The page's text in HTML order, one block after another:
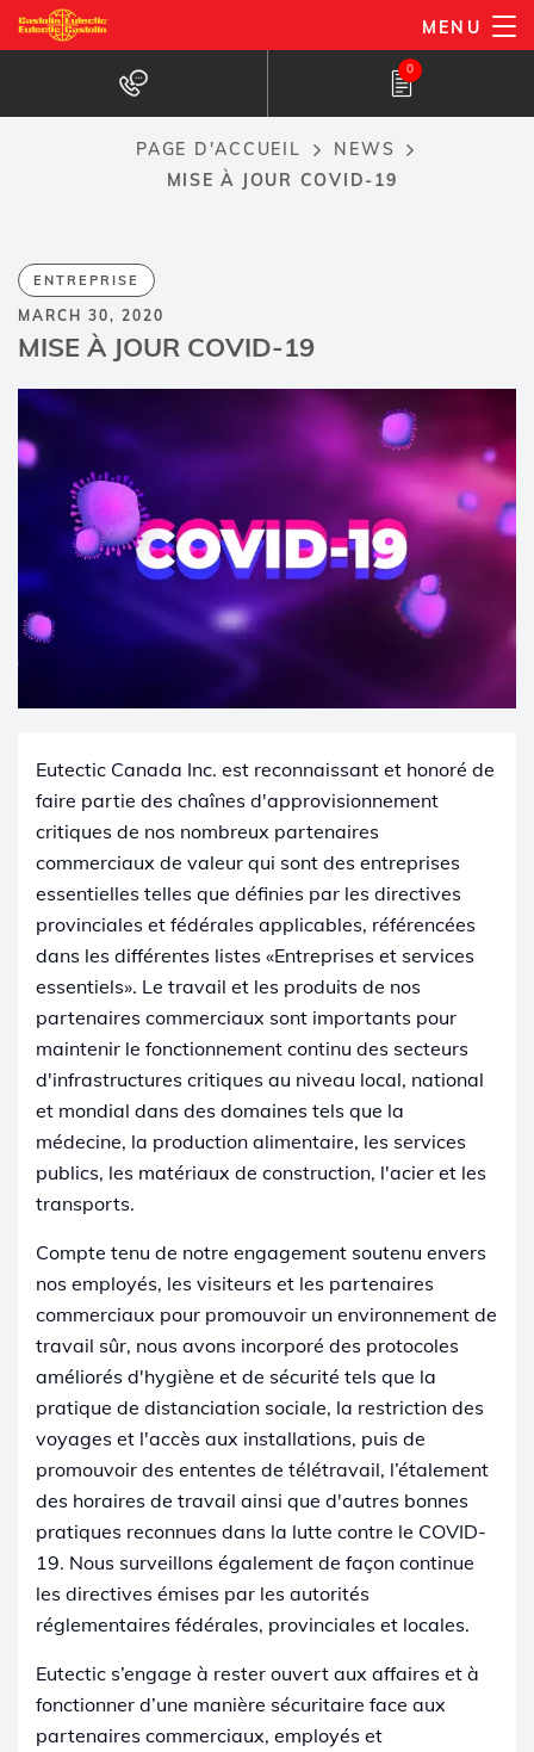
Aller
au
principal
MENU
0
Breadcrumb
PAGE D'ACCUEIL
NEWS
MISE À JOUR COVID-19
ENTREPRISE
MARCH 30, 2020
MISE À JOUR COVID-19
Eutectic Canada Inc. est reconnaissant et honoré de
faire partie des chaînes d'approvisionnement
critiques de nos nombreux partenaires
commerciaux de valeur qui sont des entreprises
essentielles telles que définies par les directives
provinciales et fédérales applicables, référencées
dans les différentes listes «Entreprises et services
essentiels». Le travail et les produits de nos
partenaires commerciaux sont importants pour
maintenir le fonctionnement continu des secteurs
d'infrastructures critiques au niveau local, national
et mondial dans des domaines tels que la
médecine, la production alimentaire, les services
publics, les matériaux de construction, l'acier et les
transports.
Compte tenu de notre engagement soutenu envers
nos employés, les visiteurs et les partenaires
commerciaux pour promouvoir un environnement de
travail sûr, nous avons incorporé des protocoles
améliorés d'hygiène et de sécurité tels que la
pratique de distanciation sociale, la restriction des
voyages et l'accès aux installations, puis de
promouvoir des ententes de télétravail, l’étalement
des horaires de travail ainsi que d'autres bonnes
pratiques reconnues dans la lutte contre le COVID-
19. Nous surveillons également de façon continue
les directives émises par les autorités
réglementaires fédérales, provinciales et locales.
Eutectic s’engage à rester ouvert aux affaires et à
fonctionner d’une manière sécuritaire face aux
partenaires commerciaux, employés et